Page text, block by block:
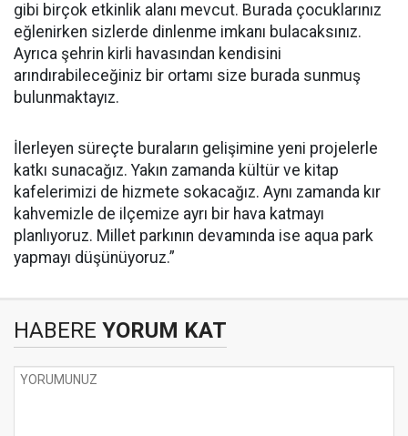
gibi birçok etkinlik alanı mevcut. Burada çocuklarınız
eğlenirken sizlerde dinlenme imkanı bulacaksınız.
Ayrıca şehrin kirli havasından kendisini
arındırabileceğiniz bir ortamı size burada sunmuş
bulunmaktayız.
İlerleyen süreçte buraların gelişimine yeni projelerle
katkı sunacağız. Yakın zamanda kültür ve kitap
kafelerimizi de hizmete sokacağız. Aynı zamanda kır
kahvemizle de ilçemize ayrı bir hava katmayı
planlıyoruz. Millet parkının devamında ise aqua park
yapmayı düşünüyoruz.”
HABERE YORUM KAT